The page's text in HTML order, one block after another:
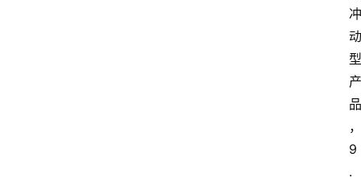
冲
动
型
产
品
，
9
.